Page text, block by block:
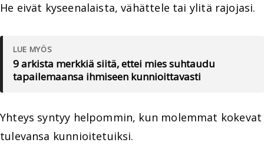
He eivät kyseenalaista, vähättele tai ylitä rajojasi.
LUE MYÖS
9 arkista merkkiä siitä, ettei mies suhtaudu
tapailemaansa ihmiseen kunnioittavasti
Yhteys syntyy helpommin, kun molemmat kokevat
tulevansa kunnioitetuiksi.